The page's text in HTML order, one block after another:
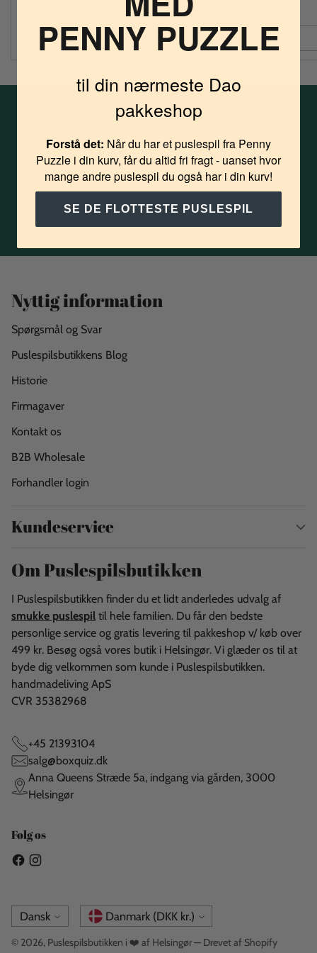
LÆG I KURV
Antal
LÆG I KURV
Antal
Altid gratis levering til
pakkeshop
når du har Penny Puzzle i kurven. Intet minimum.
Nyttig information
Spørgsmål og Svar
Puslespilsbutikkens Blog
Historie
Firmagaver
Kontakt os
B2B Wholesale
Forhandler login
Kundeservice
Om Puslespilsbutikken
I Puslespilsbutikken finder du et lidt anderledes udvalg af
smukke puslespil til hele familien. Du får den bedste
personlige service og gratis levering til pakkeshop v/ køb over
499 kr. Besøg også vores butik i Helsingør. Vi glæder os til at
byde dig velkommen som kunde i Puslespilsbutikken.
handmadeliving ApS
CVR 35382968
+45 21393104
salg@boxquiz.dk
Anna Queens Stræde 5a, indgang via gården, 3000
Helsingør
Følg os
Sprog
Dansk Valuta Danmark (DKK kr.)
© 2026, Puslespilsbutikken i ❤️ af Helsingør— Drevet af Shopify
PENNY PUZZLE
til din nærmeste Dao
pakkeshop
Forstå det: Når du har et puslespil fra Penny
Puzzle i din kurv, får du altid fri fragt - uanset hvor
mange andre puslespil du også har i din kurv!
SE DE FLOTTESTE PUSLESPIL